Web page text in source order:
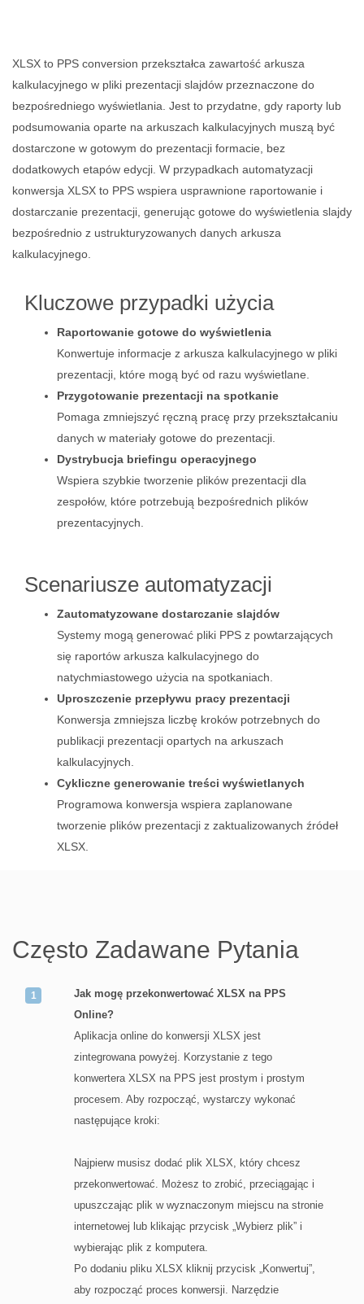
XLSX to PPS conversion przekształca zawartość arkusza
kalkulacyjnego w pliki prezentacji slajdów przeznaczone do
bezpośredniego wyświetlania. Jest to przydatne, gdy raporty lub
podsumowania oparte na arkuszach kalkulacyjnych muszą być
dostarczone w gotowym do prezentacji formacie, bez
dodatkowych etapów edycji. W przypadkach automatyzacji
konwersja XLSX to PPS wspiera usprawnione raportowanie i
dostarczanie prezentacji, generując gotowe do wyświetlenia slajdy
bezpośrednio z ustrukturyzowanych danych arkusza
kalkulacyjnego.
Kluczowe przypadki użycia
Raportowanie gotowe do wyświetlenia
Konwertuje informacje z arkusza kalkulacyjnego w pliki
prezentacji, które mogą być od razu wyświetlane.
Przygotowanie prezentacji na spotkanie
Pomaga zmniejszyć ręczną pracę przy przekształcaniu
danych w materiały gotowe do prezentacji.
Dystrybucja briefingu operacyjnego
Wspiera szybkie tworzenie plików prezentacji dla
zespołów, które potrzebują bezpośrednich plików
prezentacyjnych.
Scenariusze automatyzacji
Zautomatyzowane dostarczanie slajdów
Systemy mogą generować pliki PPS z powtarzających
się raportów arkusza kalkulacyjnego do
natychmiastowego użycia na spotkaniach.
Uproszczenie przepływu pracy prezentacji
Konwersja zmniejsza liczbę kroków potrzebnych do
publikacji prezentacji opartych na arkuszach
kalkulacyjnych.
Cykliczne generowanie treści wyświetlanych
Programowa konwersja wspiera zaplanowane
tworzenie plików prezentacji z zaktualizowanych źródeł
XLSX.
Często Zadawane Pytania
Jak mogę przekonwertować XLSX na PPS
Online?
Aplikacja online do konwersji XLSX jest
zintegrowana powyżej. Korzystanie z tego
konwertera XLSX na PPS jest prostym i prostym
procesem. Aby rozpocząć, wystarczy wykonać
następujące kroki:
Najpierw musisz dodać plik XLSX, który chcesz
przekonwertować. Możesz to zrobić, przeciągając i
upuszczając plik w wyznaczonym miejscu na stronie
internetowej lub klikając przycisk „Wybierz plik” i
wybierając plik z komputera.
Po dodaniu pliku XLSX kliknij przycisk „Konwertuj”,
aby rozpocząć proces konwersji. Narzędzie